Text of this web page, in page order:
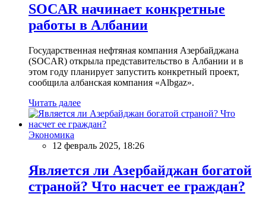
SOCAR начинает конкретные
работы в Албании
Государственная нефтяная компания Азербайджана
(SOCAR) открыла представительство в Албании и в
этом году планирует запустить конкретный проект,
сообщила албанская компания «Albgaz».
Читать далее
Экономика
12 февраль 2025, 18:26
Является ли Азербайджан богатой
страной? Что насчет ее граждан?